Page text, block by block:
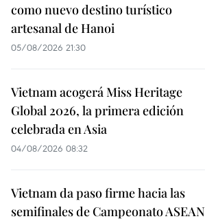
como nuevo destino turístico
artesanal de Hanoi
05/08/2026 21:30
Vietnam acogerá Miss Heritage
Global 2026, la primera edición
celebrada en Asia
04/08/2026 08:32
Vietnam da paso firme hacia las
semifinales de Campeonato ASEAN